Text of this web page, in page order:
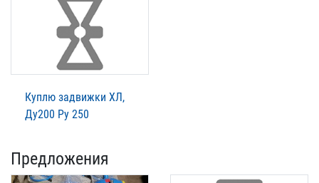
Куплю задвижки ХЛ,
Ду200 Ру 250
Предложения